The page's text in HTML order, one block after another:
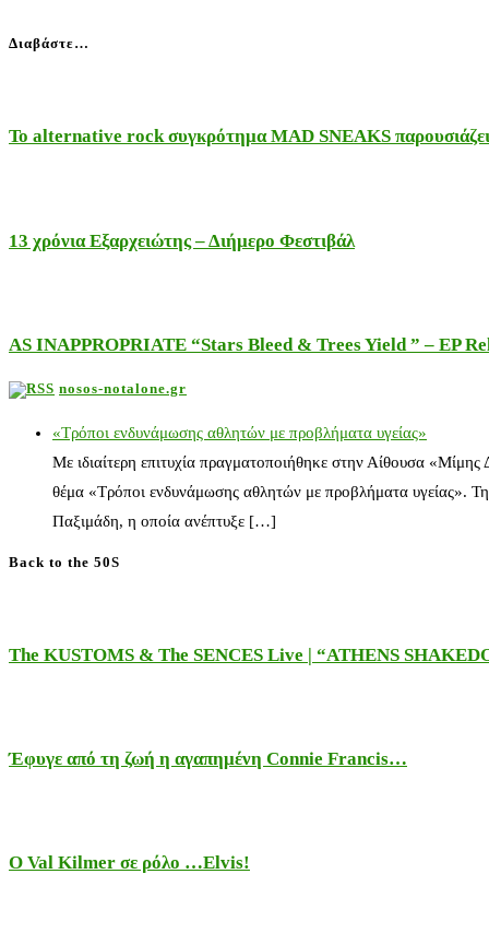
Διαβάστε…
Το alternative rock συγκρότημα MAD SNEAKS
13 χρόνια Εξαρχειώτης – Διήμερο Φεστιβάλ
AS INAPPROPRIATE “Stars Bleed & Trees Yield ” – EP
nosos-notalone.gr
«Τρόποι ενδυνάμωσης αθλητών με προβλήματα υγείας»
Με ιδιαίτερη επιτυχία πραγματοποιήθηκε στην Αίθουσα
θέμα «Τρόποι ενδυνάμωσης αθλητών με προβλήματα υγείας».
Παξιμάδη, η οποία ανέπτυξε […]
Back to the 50S
The KUSTOMS & The SENCES Live | “ATHENS
Έφυγε από τη ζωή η αγαπημένη Connie Francis…
Ο Val Kilmer σε ρόλο …Elvis!